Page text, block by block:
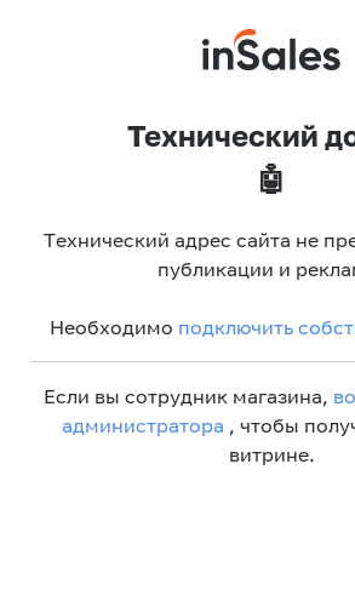
Технический
🤖
Технический адрес сайта не
публикации и
Необходимо подключить
Если вы сотрудник магазина,
администратора , чтобы
витрине.